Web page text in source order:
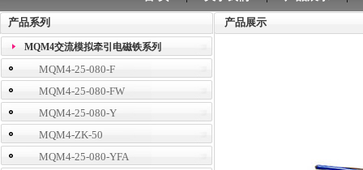
产品系列
MQM4交流模拟牵引电磁铁系列
MQM4-25-080-F
MQM4-25-080-FW
MQM4-25-080-Y
MQM4-ZK-50
MQM4-25-080-YFA
产品展示